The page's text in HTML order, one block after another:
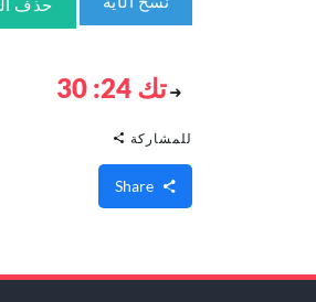
تك 24: 30
للمشاركة